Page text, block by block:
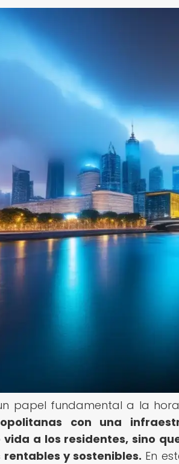
papel fundamental a la
con una
a los residentes, sino
y sostenibles. En